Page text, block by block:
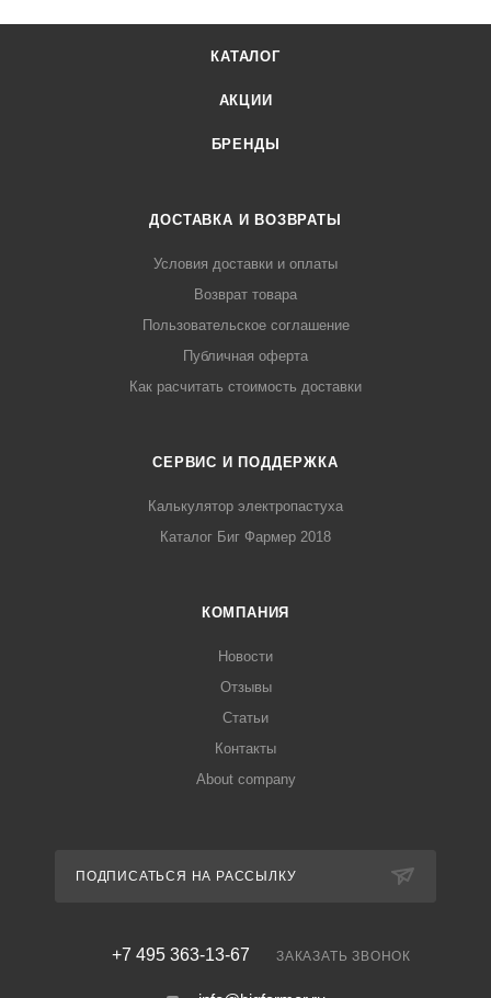
КАТАЛОГ
АКЦИИ
БРЕНДЫ
ДОСТАВКА И ВОЗВРАТЫ
Условия доставки и оплаты
Возврат товара
Пользовательское соглашение
Публичная оферта
Как расчитать стоимость доставки
СЕРВИС И ПОДДЕРЖКА
Калькулятор электропастуха
Каталог Биг Фармер 2018
КОМПАНИЯ
Новости
Отзывы
Статьи
Контакты
About company
ПОДПИСАТЬСЯ НА РАССЫЛКУ
+7 495 363-13-67 ЗАКАЗАТЬ ЗВОНОК